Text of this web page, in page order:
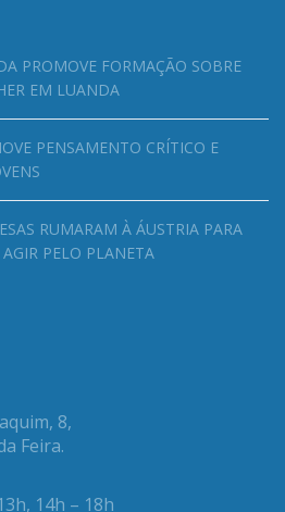
PROMOVE FORMAÇÃO SOBRE
EM LUANDA
PENSAMENTO CRÍTICO E
RUMARAM À ÁUSTRIA PARA
PELO PLANETA
8,
Feira.
14h – 18h